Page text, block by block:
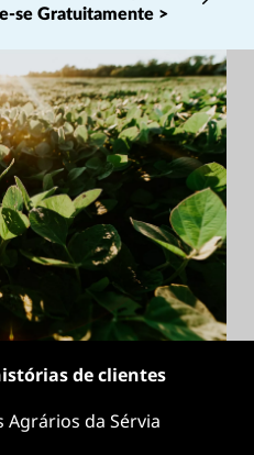
se Gratuitamente >
Currently displaying item 1 of
de clientes
da Sérvia